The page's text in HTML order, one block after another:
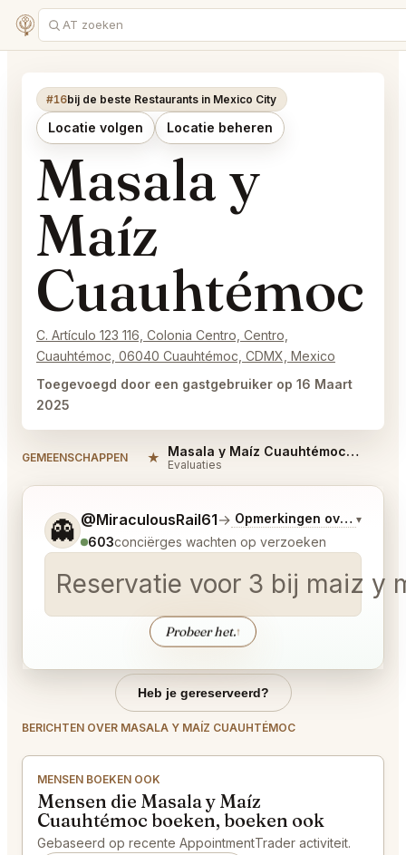
#16bij de beste Restaurants in Mexico City
Locatie volgen Locatie beheren
Masala y
Maíz
Cuauhtémoc
C. Artículo 123 116, Colonia Centro, Centro,
Cuauhtémoc, 06040 Cuauhtémoc, CDMX, Mexico
Toegevoegd door een gastgebruiker op 16 Maart
2025
GEMEENSCHAPPEN ★ Masala y Maíz Cuauhtémoc Reviews
Evaluaties
👻 @MiraculousRail61→ Opmerkingen over▾
603conciërges wachten op verzoeken
Reservatie voor 3 bij maiz y
Probeer het.↑
Vertel me wat je wilt.
Heb je gereserveerd?
BERICHTEN OVER MASALA Y MAÍZ CUAUHTÉMOC
MENSEN BOEKEN OOK
Mensen die Masala y Maíz
Cuauhtémoc boeken, boeken ook
Gebaseerd op recente AppointmentTrader activiteit.